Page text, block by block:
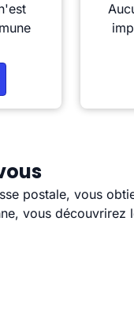
postale, vous
vous